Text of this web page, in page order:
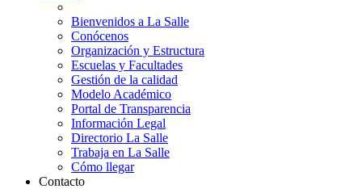
Bienvenidos a La Salle
Conócenos
Organización y Estructura
Escuelas y Facultades
Gestión de la calidad
Modelo Académico
Portal de Transparencia
Información Legal
Directorio La Salle
Trabaja en La Salle
Cómo llegar
Contacto